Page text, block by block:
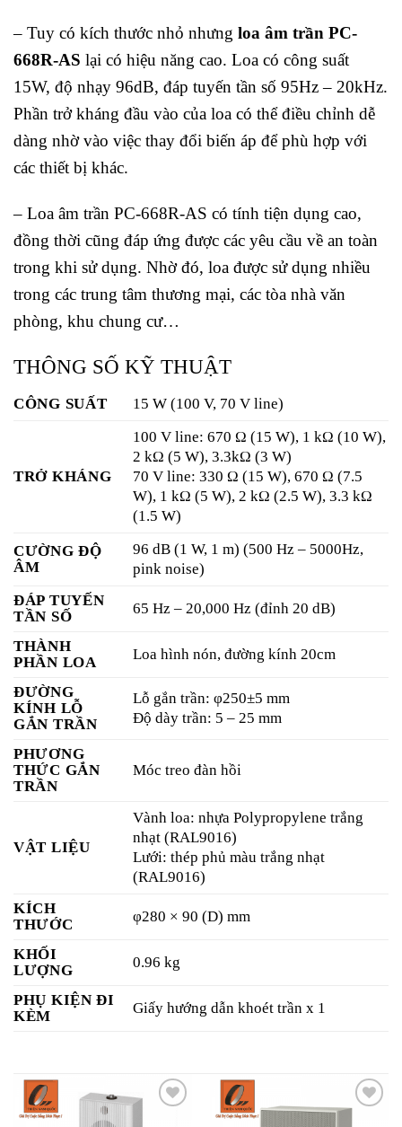
– Tuy có kích thước nhỏ nhưng loa âm trần PC-
668R-AS lại có hiệu năng cao. Loa có công suất
15W, độ nhạy 96dB, đáp tuyến tần số 95Hz – 20kHz.
Phần trở kháng đầu vào của loa có thể điều chỉnh dễ
dàng nhờ vào việc thay đổi biến áp để phù hợp với
các thiết bị khác.
– Loa âm trần PC-668R-AS có tính tiện dụng cao,
đồng thời cũng đáp ứng được các yêu cầu về an toàn
trong khi sử dụng. Nhờ đó, loa được sử dụng nhiều
trong các trung tâm thương mại, các tòa nhà văn
phòng, khu chung cư…
THÔNG SỐ KỸ THUẬT
CÔNG SUẤT 15 W (100 V, 70 V line)
TRỞ KHÁNG
100 V line: 670 Ω (15 W), 1 kΩ (10 W),
2 kΩ (5 W), 3.3kΩ (3 W)
70 V line: 330 Ω (15 W), 670 Ω (7.5
W), 1 kΩ (5 W), 2 kΩ (2.5 W), 3.3 kΩ
(1.5 W)
CƯỜNG ĐỘ
ÂM
96 dB (1 W, 1 m) (500 Hz – 5000Hz,
pink noise)
ĐÁP TUYẾN
TẦN SỐ
65 Hz – 20,000 Hz (đỉnh 20 dB)
THÀNH
PHẦN LOA
Loa hình nón, đường kính 20cm
ĐƯỜNG
KÍNH LỖ
GẮN TRẦN
Lỗ gắn trần: φ250±5 mm
Độ dày trần: 5 – 25 mm
PHƯƠNG
THỨC GẮN
TRẦN
Móc treo đàn hồi
VẬT LIỆU
Vành loa: nhựa Polypropylene trắng
nhạt (RAL9016)
Lưới: thép phủ màu trắng nhạt
(RAL9016)
KÍCH
THƯỚC
φ280 × 90 (D) mm
KHỐI
LƯỢNG
0.96 kg
PHỤ KIỆN ĐI
KÈM
Giấy hướng dẫn khoét trần x 1